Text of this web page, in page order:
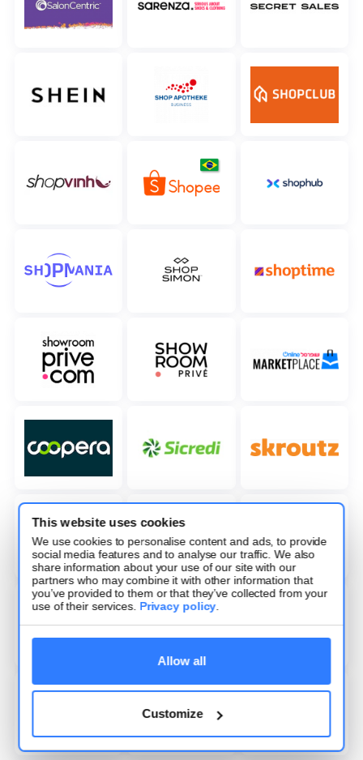
This website uses cookies
We use cookies to personalise content and ads, to provide
social media features and to analyse our traffic. We also
share information about your use of our site with our
partners who may combine it with other information that
you’ve provided to them or that they’ve collected from your
use of their services. Privacy policy.
Allow all
Customize